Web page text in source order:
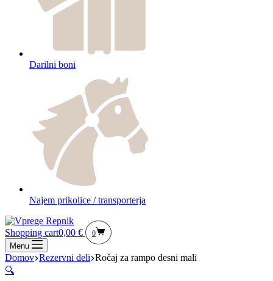
Darilni boni
Najem prikolice / transporterja
Shopping cart0,00 € 0
Menu
Domov Rezervni deli Ročaj za rampo desni mali
🔍